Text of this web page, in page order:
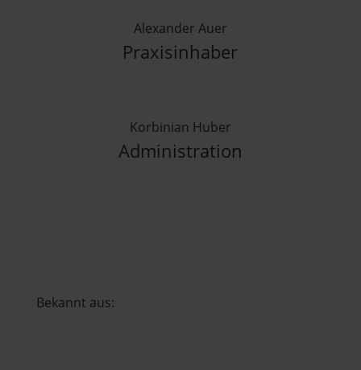
Alexander Auer
Praxisinhaber
Korbinian Huber
Administration
Bekannt aus: